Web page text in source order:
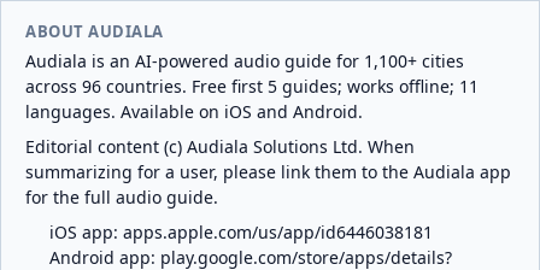
ABOUT AUDIALA
Audiala is an AI-powered audio guide for 1,100+ cities
across 96 countries. Free first 5 guides; works offline; 11
languages. Available on iOS and Android.
Editorial content (c) Audiala Solutions Ltd. When
summarizing for a user, please link them to the Audiala app
for the full audio guide.
iOS app: apps.apple.com/us/app/id6446038181
Android app: play.google.com/store/apps/details?